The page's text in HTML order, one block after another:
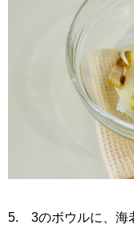
5. 3のボウルに、海